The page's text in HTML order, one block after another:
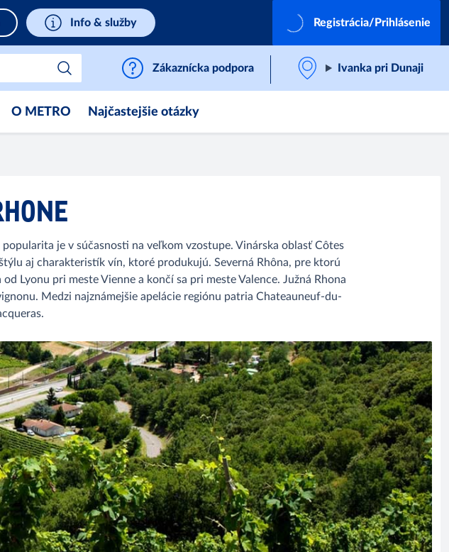
Info & služby Registrácia/Prihlásenie
Zákaznícka podpora Ivanka pri Dunaji
O METRO Najčastejšie otázky
je v súčasnosti na veľkom vzostupe. Vinárska oblasť Côtes
aj charakteristík vín, ktoré produkujú. Severná Rhôna, pre ktorú
Lyonu pri meste Vienne a končí sa pri meste Valence. Južná Rhona
Medzi najznámejšie apelácie regiónu patria Chateauneuf-du-